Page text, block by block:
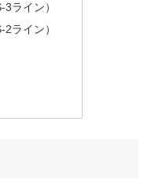
ライン）
ライン）